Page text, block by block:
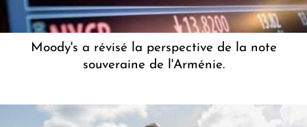
Moody's a révisé la perspective de la note
souveraine de l'Arménie.